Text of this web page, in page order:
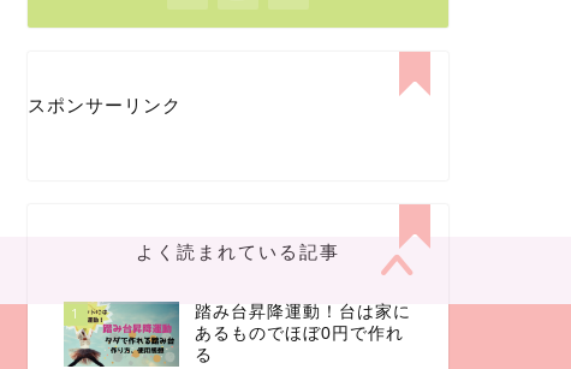
スポンサーリンク
よく読まれている記事
1
踏み台昇降運動！台は家に
あるものでほぼ0円で作れ
る